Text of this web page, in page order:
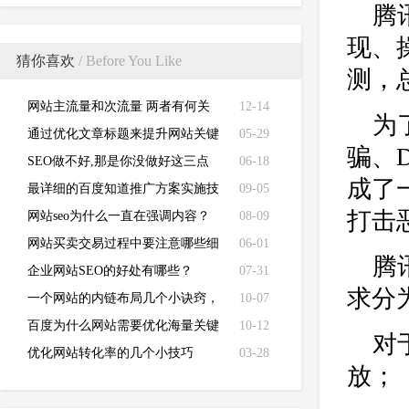
猜你喜欢 / Before You Like
12-14
网站主流量和次流量 两者有何关
系？
05-29
通过优化文章标题来提升网站关键
词排名？
06-18
SEO做不好,那是你没做好这三点
09-05
最详细的百度知道推广方案实施技
巧
08-09
网站seo为什么一直在强调内容？
06-01
网站买卖交易过程中要注意哪些细
节？
07-31
企业网站SEO的好处有哪些？
10-07
一个网站的内链布局几个小诀窍，
可以让SEO优化效果翻倍？
10-12
百度为什么网站需要优化海量关键
词?
03-28
优化网站转化率的几个小技巧
腾
现、
测，
为
骗、
成了
打击
腾
求分
对
放；